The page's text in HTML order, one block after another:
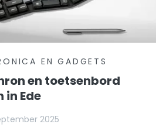
EN GADGETS
en toetsenbord
in Ede
2025